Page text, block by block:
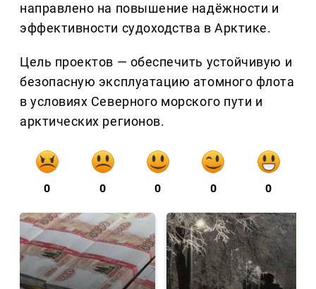
направлено на повышение надёжности и
эффективности судоходства в Арктике.
Цель проектов — обеспечить устойчивую и
безопасную эксплуатацию атомного флота
в условиях Северного морского пути и
арктических регионов.
0 0 0 0 0